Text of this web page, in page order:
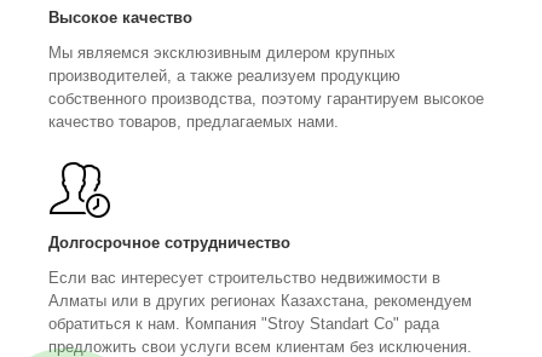
Высокое качество
Мы являемся эксклюзивным дилером крупных
производителей, а также реализуем продукцию
собственного производства, поэтому гарантируем высокое
качество товаров, предлагаемых нами.
Долгосрочное сотрудничество
Если вас интересует строительство недвижимости в
Алматы или в других регионах Казахстана, рекомендуем
обратиться к нам. Компания "Stroy Standart Co" рада
предложить свои услуги всем клиентам без исключения.